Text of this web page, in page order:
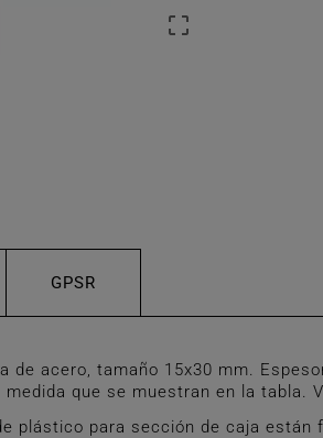

GPSR
de acero, tamaño 15x30 mm.
que se muestran en la tabla.
plástico para sección de caja